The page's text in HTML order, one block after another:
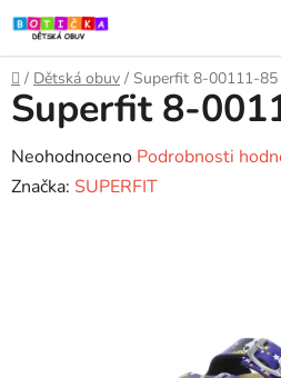
Přejít
na
obsah
Domů
/ Dětská obuv / Superfit 8-00111-85
Superfit 8-
Průměrné
hodnocení
Neohodnoceno Podrobnosti
Značka: SUPERFIT